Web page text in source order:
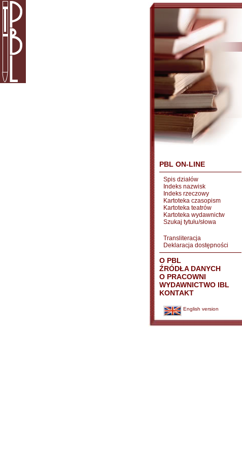
PBL ON-LINE
Spis działów
Indeks nazwisk
Indeks rzeczowy
Kartoteka czasopism
Kartoteka teatrów
Kartoteka wydawnictw
Szukaj tytułu/słowa
Transliteracja
Deklaracja dostępności
O PBL
ŹRÓDŁA DANYCH
O PRACOWNI
WYDAWNICTWO IBL
KONTAKT
English version